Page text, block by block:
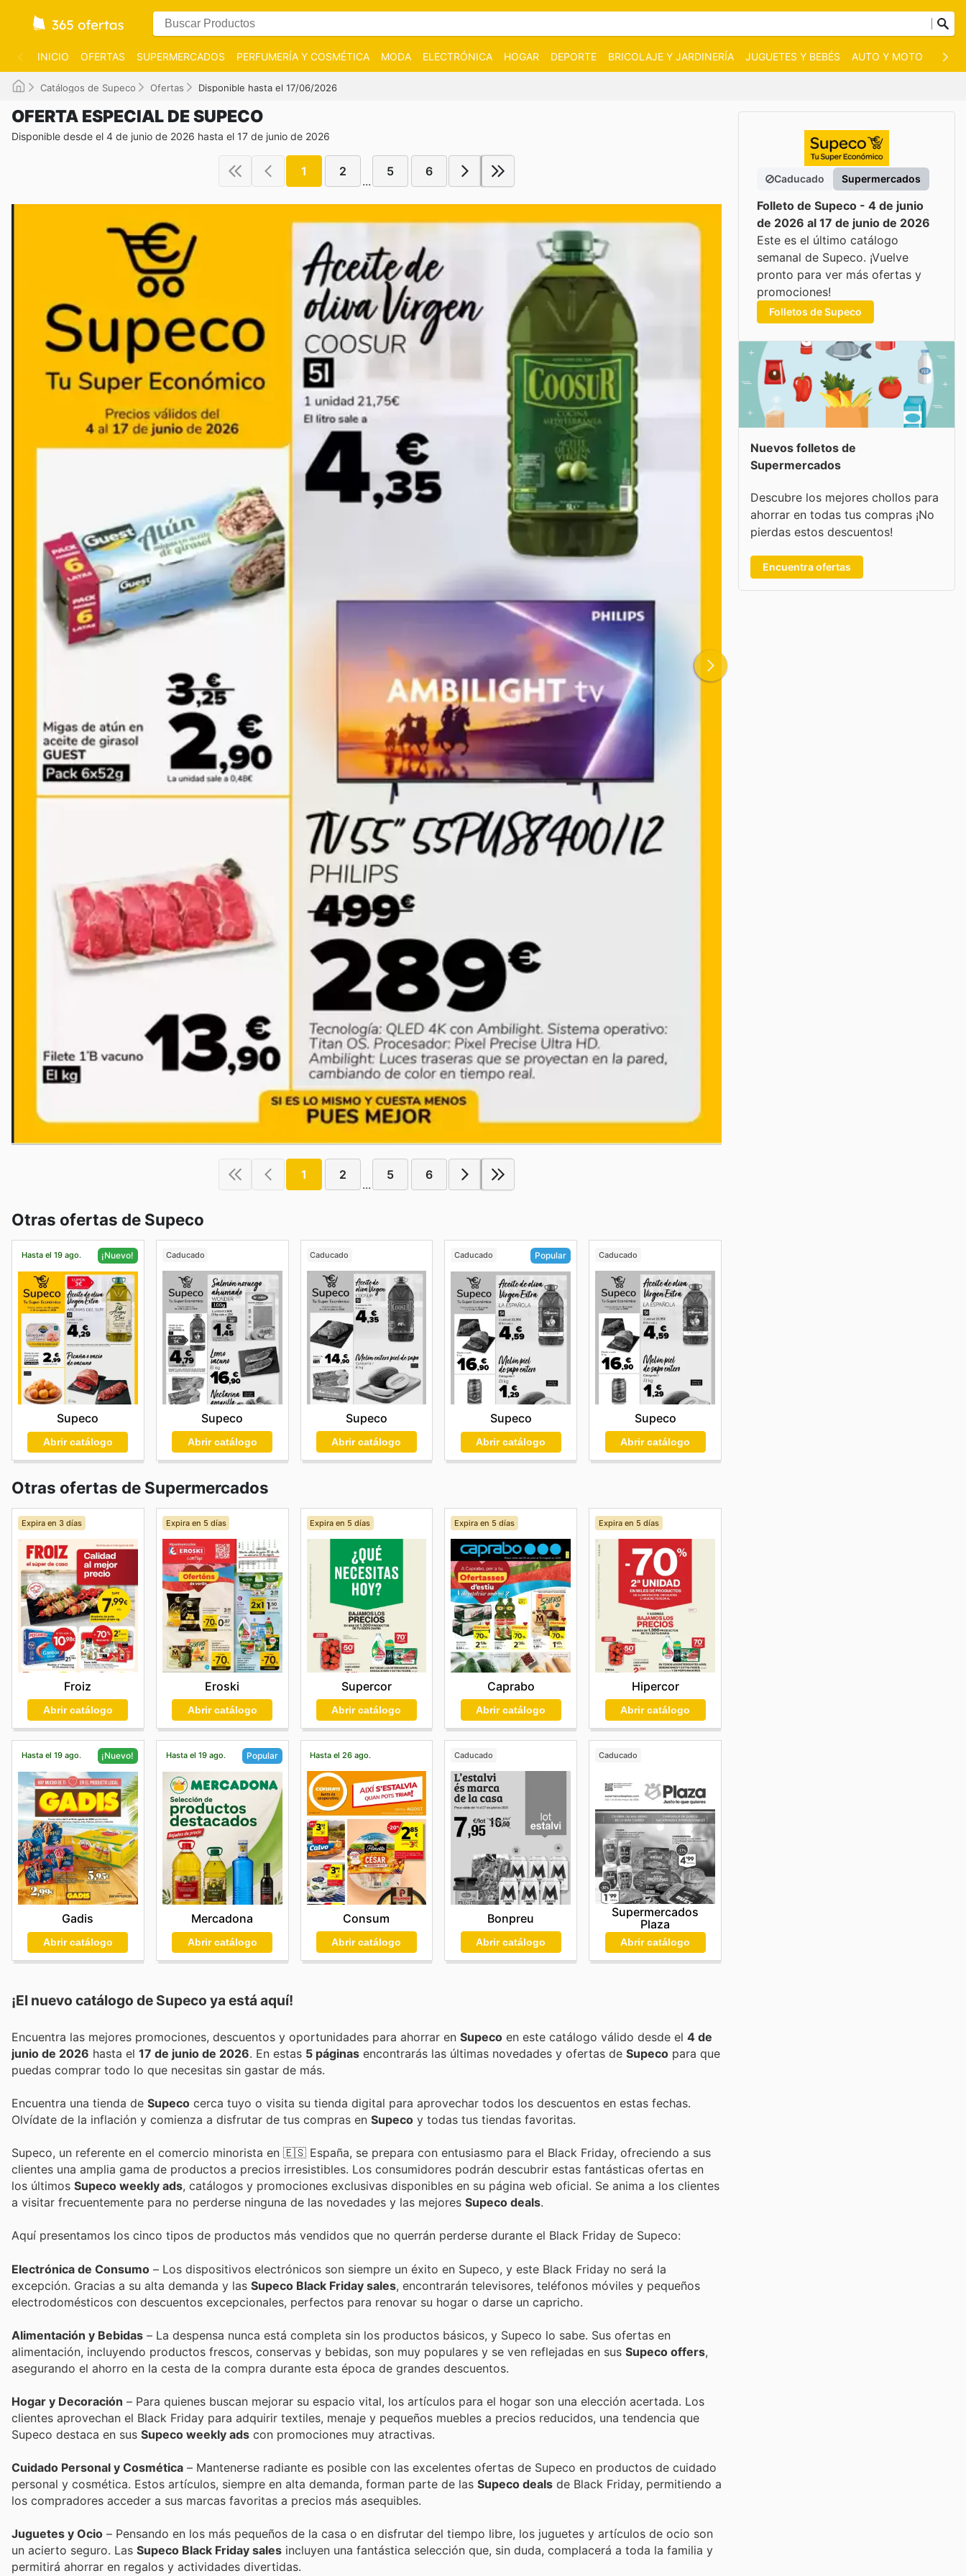
INICIO OFERTAS SUPERMERCADOS PERFUMERÍA Y COSMÉTICA MODA ELECTRÓNICA HOGAR DEPORTE BRICOLAJE Y JARDINERÍA JUGUETES Y BEBÉS AUTO Y MOTO
Catálogos de Supeco Ofertas Disponible hasta el 17/06/2026
OFERTA ESPECIAL DE SUPECO
Disponible desde el 4 de junio de 2026 hasta el 17 de junio de 2026
1 2
...
5 6
1 2
...
5 6
Otras ofertas de Supeco
Hasta el 19 ago. ¡Nuevo!
Supeco
Abrir catálogo
Caducado
Supeco
Abrir catálogo
Caducado
Supeco
Abrir catálogo
Caducado Popular
Supeco
Abrir catálogo
Caducado
Supeco
Abrir catálogo
Otras ofertas de Supermercados
Expira en 3 días
Froiz
Abrir catálogo
Expira en 5 días
Eroski
Abrir catálogo
Expira en 5 días
Supercor
Abrir catálogo
Expira en 5 días
Caprabo
Abrir catálogo
Expira en 5 días
Hipercor
Abrir catálogo
Hasta el 19 ago. ¡Nuevo!
Gadis
Abrir catálogo
Hasta el 19 ago. Popular
Mercadona
Abrir catálogo
Hasta el 26 ago.
Consum
Abrir catálogo
Caducado
Bonpreu
Abrir catálogo
Caducado
Supermercados
Plaza
Abrir catálogo
¡El nuevo catálogo de Supeco ya está aquí!
Encuentra las mejores promociones, descuentos y oportunidades para ahorrar en Supeco en este catálogo válido desde el 4 de
junio de 2026 hasta el 17 de junio de 2026 . En estas 5 páginas encontrarás las últimas novedades y ofertas de Supeco para que
puedas comprar todo lo que necesitas sin gastar de más.
Encuentra una tienda de Supeco cerca tuyo o visita su tienda digital para aprovechar todos los descuentos en estas fechas.
Olvídate de la inflación y comienza a disfrutar de tus compras en Supeco y todas tus tiendas favoritas.
Supeco, un referente en el comercio minorista en 🇪🇸 España, se prepara con entusiasmo para el Black Friday, ofreciendo a sus
clientes una amplia gama de productos a precios irresistibles. Los consumidores podrán descubrir estas fantásticas ofertas en
los últimos Supeco weekly ads, catálogos y promociones exclusivas disponibles en su página web oficial. Se anima a los clientes
a visitar frecuentemente para no perderse ninguna de las novedades y las mejores Supeco deals.
Aquí presentamos los cinco tipos de productos más vendidos que no querrán perderse durante el Black Friday de Supeco:
Electrónica de Consumo – Los dispositivos electrónicos son siempre un éxito en Supeco, y este Black Friday no será la
excepción. Gracias a su alta demanda y las Supeco Black Friday sales, encontrarán televisores, teléfonos móviles y pequeños
electrodomésticos con descuentos excepcionales, perfectos para renovar su hogar o darse un capricho.
Alimentación y Bebidas – La despensa nunca está completa sin los productos básicos, y Supeco lo sabe. Sus ofertas en
alimentación, incluyendo productos frescos, conservas y bebidas, son muy populares y se ven reflejadas en sus Supeco offers,
asegurando el ahorro en la cesta de la compra durante esta época de grandes descuentos.
Hogar y Decoración – Para quienes buscan mejorar su espacio vital, los artículos para el hogar son una elección acertada. Los
clientes aprovechan el Black Friday para adquirir textiles, menaje y pequeños muebles a precios reducidos, una tendencia que
Supeco destaca en sus Supeco weekly ads con promociones muy atractivas.
Cuidado Personal y Cosmética – Mantenerse radiante es posible con las excelentes ofertas de Supeco en productos de cuidado
personal y cosmética. Estos artículos, siempre en alta demanda, forman parte de las Supeco deals de Black Friday, permitiendo a
los compradores acceder a sus marcas favoritas a precios más asequibles.
Juguetes y Ocio – Pensando en los más pequeños de la casa o en disfrutar del tiempo libre, los juguetes y artículos de ocio son
un acierto seguro. Las Supeco Black Friday sales incluyen una fantástica selección que, sin duda, complacerá a toda la familia y
permitirá ahorrar en regalos y actividades divertidas.
Caducado Supermercados
Folleto de Supeco - 4 de junio
de 2026 al 17 de junio de 2026
Este es el último catálogo
semanal de Supeco. ¡Vuelve
pronto para ver más ofertas y
promociones!
Folletos de Supeco
Nuevos folletos de
Supermercados
Descubre los mejores chollos para
ahorrar en todas tus compras ¡No
pierdas estos descuentos!
Encuentra ofertas